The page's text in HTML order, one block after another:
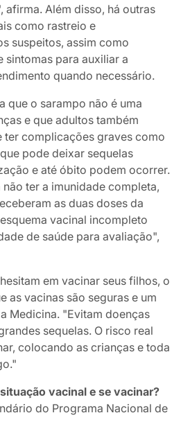
afirma. Além disso, há outras
como rastreio e
suspeitos, assim como
sintomas para auxiliar a
quando necessário.
que o sarampo não é uma
e que adultos também
ter complicações graves como
pode deixar sequelas
e até óbito podem ocorrer.
ter a imunidade completa,
as duas doses da
vacinal incompleto
de saúde para avaliação",
em vacinar seus filhos, o
as vacinas são seguras e um
Medicina. "Evitam doenças
sequelas. O risco real
colocando as crianças e toda
vacinal e se vacinar?
do Programa Nacional de